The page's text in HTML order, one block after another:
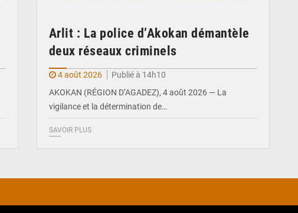
Arlit : La police d’Akokan démantèle
deux réseaux criminels
4 août 2026
Publié à 14h10
AKOKAN (RÉGION D’AGADEZ), 4 août 2026 — La
vigilance et la détermination de…
SAVOIR PLUS